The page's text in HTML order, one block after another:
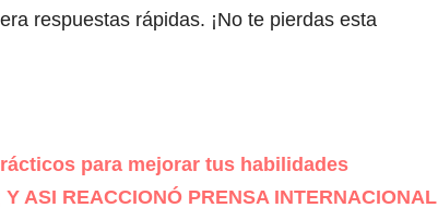
respuestas rápidas. ¡No te pierdas esta
para mejorar tus habilidades
ASI REACCIONÓ PRENSA INTERNACIONAL